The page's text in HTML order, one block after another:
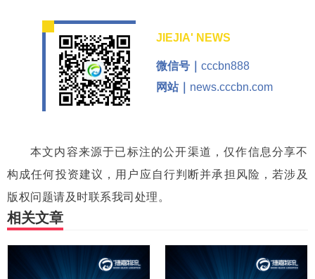
JIEJIA' NEWS
微信号｜ cccbn888
网站｜ news.cccbn.com
本文内容来源于已标注的公开渠道，仅作信息分享不
构成任何投资建议，用户应自行判断并承担风险，若涉及
版权问题请及时联系我司处理。
相关文章